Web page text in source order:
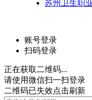
苏州卫生职
账号登录
扫码登录
正在获取二维码...
请使用微信扫一扫登录
二维码已失效点击刷新